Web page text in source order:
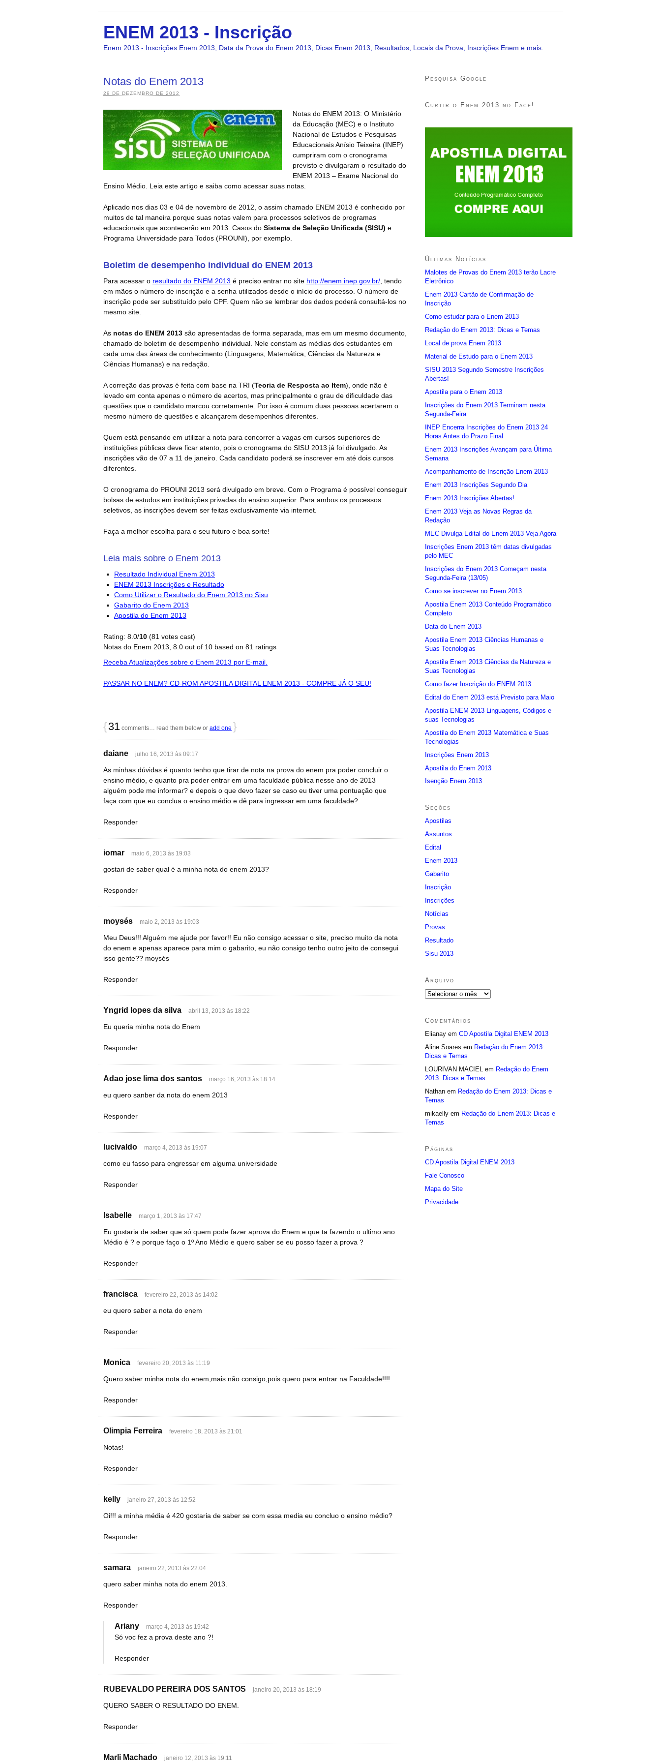
ENEM 2013 - Inscrição
Enem 2013 - Inscrições Enem 2013, Data da Prova do Enem 2013, Dicas Enem 2013, Resultados, Locais da Prova, Inscrições Enem e mais.
Notas do Enem 2013
29 DE DEZEMBRO DE 2012
Notas do ENEM 2013: O Ministério
da Educação (MEC) e o Instituto
Nacional de Estudos e Pesquisas
Educacionais Anísio Teixeira (INEP)
cumpriram com o cronograma
previsto e divulgaram o resultado do
ENEM 2013 – Exame Nacional do
Ensino Médio. Leia este artigo e saiba como acessar suas notas.
Aplicado nos dias 03 e 04 de novembro de 2012, o assim chamado ENEM 2013 é conhecido por
muitos de tal maneira porque suas notas valem para processos seletivos de programas
educacionais que acontecerão em 2013. Casos do Sistema de Seleção Unificada (SISU) e
Programa Universidade para Todos (PROUNI), por exemplo.
Boletim de desempenho individual do ENEM 2013
Para acessar o resultado do ENEM 2013 é preciso entrar no site http://enem.inep.gov.br/ , tendo
em mãos o número de inscrição e a senha utilizados desde o início do processo. O número de
inscrição pode ser substituído pelo CPF. Quem não se lembrar dos dados poderá consultá-los no
mesmo site.
As notas do ENEM 2013 são apresentadas de forma separada, mas em um mesmo documento,
chamado de boletim de desempenho individual. Nele constam as médias dos estudantes em
cada uma das áreas de conhecimento (Linguagens, Matemática, Ciências da Natureza e
Ciências Humanas) e na redação.
A correção das provas é feita com base na TRI (Teoria de Resposta ao Item), onde não é
levado em conta apenas o número de acertos, mas principalmente o grau de dificuldade das
questões que o candidato marcou corretamente. Por isso é comum duas pessoas acertarem o
mesmo número de questões e alcançarem desempenhos diferentes.
Quem está pensando em utilizar a nota para concorrer a vagas em cursos superiores de
instituições públicas deve ficar atento, pois o cronograma do SISU 2013 já foi divulgado. As
inscrições vão de 07 a 11 de janeiro. Cada candidato poderá se inscrever em até dois cursos
diferentes.
O cronograma do PROUNI 2013 será divulgado em breve. Com o Programa é possível conseguir
bolsas de estudos em instituições privadas do ensino superior. Para ambos os processos
seletivos, as inscrições devem ser feitas exclusivamente via internet.
Faça a melhor escolha para o seu futuro e boa sorte!
Leia mais sobre o Enem 2013
Resultado Individual Enem 2013
ENEM 2013 Inscrições e Resultado
Como Utilizar o Resultado do Enem 2013 no Sisu
Gabarito do Enem 2013
Apostila do Enem 2013
Rating: 8.0/10 (81 votes cast)
Notas do Enem 2013 8.0 out of 10 based on 81 ratings
Receba Atualizações sobre o Enem 2013 por E-mail.
PASSAR NO ENEM? CD-ROM APOSTILA DIGITAL ENEM 2013 - COMPRE JÁ O SEU!
{31 comments… read them below or add one }
daiane julho 16, 2013 às 09:17
As minhas dúvidas é quanto tenho que tirar de nota na prova do enem pra poder concluir o
ensino médio, e quanto pra poder entrar em uma faculdade pública nesse ano de 2013
alguém pode me informar? e depois o que devo fazer se caso eu tiver uma pontuação que
faça com que eu conclua o ensino médio e dê para ingressar em uma faculdade?
Responder
iomar maio 6, 2013 às 19:03
gostari de saber qual é a minha nota do enem 2013?
Responder
moysés maio 2, 2013 às 19:03
Meu Deus!!! Alguém me ajude por favor!! Eu não consigo acessar o site, preciso muito da nota
do enem e apenas aparece para mim o gabarito, eu não consigo tenho outro jeito de consegui
isso gente?? moysés
Responder
Yngrid lopes da silva abril 13, 2013 às 18:22
Eu queria minha nota do Enem
Responder
Adao jose lima dos santos março 16, 2013 às 18:14
eu quero sanber da nota do enem 2013
Responder
lucivaldo março 4, 2013 às 19:07
como eu fasso para engressar em alguma universidade
Responder
Isabelle março 1, 2013 às 17:47
Eu gostaria de saber que só quem pode fazer aprova do Enem e que ta fazendo o ultimo ano
Médio é ? e porque faço o 1º Ano Médio e quero saber se eu posso fazer a prova ?
Responder
francisca fevereiro 22, 2013 às 14:02
eu quero saber a nota do enem
Responder
Monica fevereiro 20, 2013 às 11:19
Quero saber minha nota do enem,mais não consigo,pois quero para entrar na Faculdade!!!!
Responder
Olimpia Ferreira fevereiro 18, 2013 às 21:01
Notas!
Responder
kelly janeiro 27, 2013 às 12:52
Oi!!! a minha média é 420 gostaria de saber se com essa media eu concluo o ensino médio?
Responder
samara janeiro 22, 2013 às 22:04
quero saber minha nota do enem 2013.
Responder
Ariany março 4, 2013 às 19:42
Só voc fez a prova deste ano ?!
Responder
RUBEVALDO PEREIRA DOS SANTOS janeiro 20, 2013 às 18:19
QUERO SABER O RESULTADO DO ENEM.
Responder
Marli Machado janeiro 12, 2013 às 19:11
Pesquisa Google
Curtir o Enem 2013 no Face!
Últimas Notícias
Malotes de Provas do Enem 2013 terão Lacre
Eletrônico
Enem 2013 Cartão de Confirmação de
Inscrição
Como estudar para o Enem 2013
Redação do Enem 2013: Dicas e Temas
Local de prova Enem 2013
Material de Estudo para o Enem 2013
SISU 2013 Segundo Semestre Inscrições
Abertas!
Apostila para o Enem 2013
Inscrições do Enem 2013 Terminam nesta
Segunda-Feira
INEP Encerra Inscrições do Enem 2013 24
Horas Antes do Prazo Final
Enem 2013 Inscrições Avançam para Última
Semana
Acompanhamento de Inscrição Enem 2013
Enem 2013 Inscrições Segundo Dia
Enem 2013 Inscrições Abertas!
Enem 2013 Veja as Novas Regras da
Redação
MEC Divulga Edital do Enem 2013 Veja Agora
Inscrições Enem 2013 têm datas divulgadas
pelo MEC
Inscrições do Enem 2013 Começam nesta
Segunda-Feira (13/05)
Como se inscrever no Enem 2013
Apostila Enem 2013 Conteúdo Programático
Completo
Data do Enem 2013
Apostila Enem 2013 Ciências Humanas e
Suas Tecnologias
Apostila Enem 2013 Ciências da Natureza e
Suas Tecnologias
Como fazer Inscrição do ENEM 2013
Edital do Enem 2013 está Previsto para Maio
Apostila ENEM 2013 Linguagens, Códigos e
suas Tecnologias
Apostila do Enem 2013 Matemática e Suas
Tecnologias
Inscrições Enem 2013
Apostila do Enem 2013
Isenção Enem 2013
Seções
Apostilas
Assuntos
Edital
Enem 2013
Gabarito
Inscrição
Inscrições
Notícias
Provas
Resultado
Sisu 2013
Arquivo
Comentários
Elianay em CD Apostila Digital ENEM 2013
Aline Soares em Redação do Enem 2013:
Dicas e Temas
LOURIVAN MACIEL em Redação do Enem
2013: Dicas e Temas
Nathan em Redação do Enem 2013: Dicas e
Temas
mikaelly em Redação do Enem 2013: Dicas e
Temas
Páginas
CD Apostila Digital ENEM 2013
Fale Conosco
Mapa do Site
Privacidade